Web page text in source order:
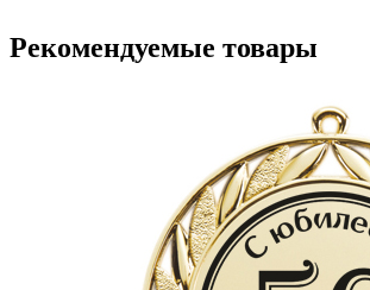
Рекомендуемые товары